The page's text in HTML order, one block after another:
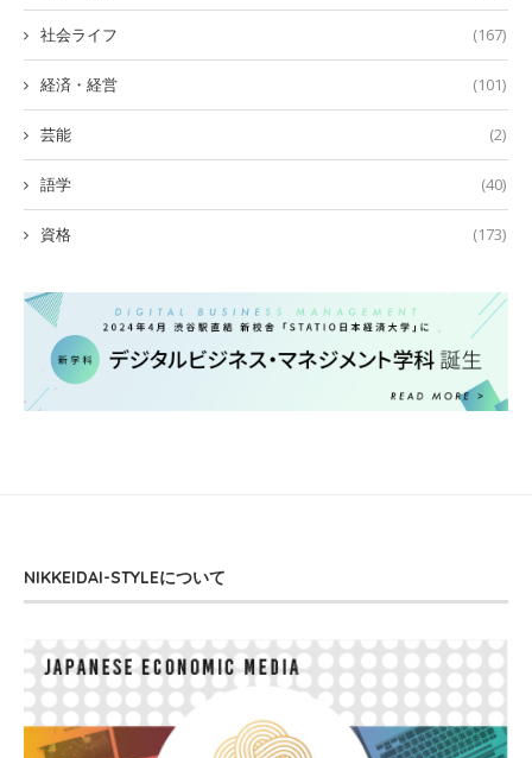
社会ライフ (167)
経済・経営 (101)
芸能 (2)
語学 (40)
資格 (173)
NIKKEIDAI-STYLEについて